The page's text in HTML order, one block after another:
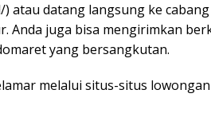
) atau datang langsung ke
Anda juga bisa mengirimkan
yang bersangkutan.
melalui situs-situs